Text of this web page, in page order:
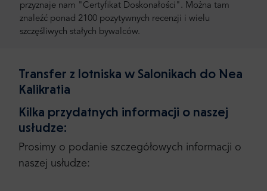
przyznaje nam "Certyfikat Doskonałości". Można tam
znaleźć ponad 2100 pozytywnych recenzji i wielu
szczęśliwych stałych bywalców.
Transfer z lotniska w Salonikach do Nea
Kalikratia
Kilka przydatnych informacji o naszej
usłudze:
Prosimy o podanie szczegółowych informacji o
naszej usłudze: